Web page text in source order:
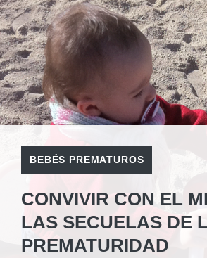
BEBÉS PREMATUROS
CONVIVIR CON EL
LAS SECUELAS DE
PREMATURIDAD